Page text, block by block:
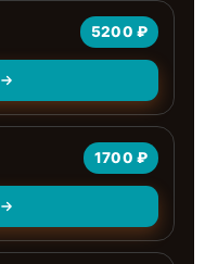
5200 ₽
1700 ₽